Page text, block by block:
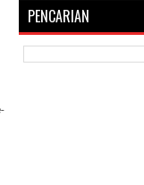
PENCARIAN